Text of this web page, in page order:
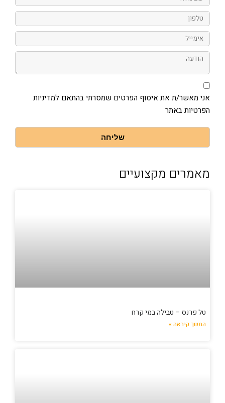
טלפון
אימייל
הודעה
אני
מאשר/ת
את
הפרטים
בהתאם
באתר
אני מאשר/ת את איסוף הפרטים שמסרתי בהתאם למדיניות
הפרטיות באתר
שליחה
מאמרים מקצועיים
טל פרנס – טבילה במי קרח
המשך קיראה »